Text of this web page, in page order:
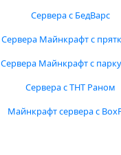
Сервера с БедВарс
Сервера Майнкрафт с
Сервера Майнкрафт с
Сервера с ТНТ Раном
Майнкрафт сервера с